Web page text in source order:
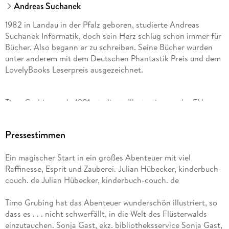
Andreas Suchanek
1982 in Landau in der Pfalz geboren, studierte Andreas
Suchanek Informatik, doch sein Herz schlug schon immer für
Bücher. Also begann er zu schreiben. Seine Bücher wurden
unter anderem mit dem Deutschen Phantastik Preis und dem
LovelyBooks Leserpreis ausgezeichnet.
Timo Grubing, geb. 1981, studierte Illustration an der FH
Spiele und Comics und eigentlich alles, was ihm unter den
Pressestimmen
Ein magischer Start in ein großes Abenteuer mit viel
Raffinesse, Esprit und Zauberei. Julian Hübecker, kinderbuch-
couch. de Julian Hübecker, kinderbuch-couch. de
Timo Grubing hat das Abenteuer wunderschön illustriert, so
dass es . . . nicht schwerfällt, in die Welt des Flüsterwalds
einzutauchen. Sonja Gast, ekz. bibliotheksservice Sonja Gast,